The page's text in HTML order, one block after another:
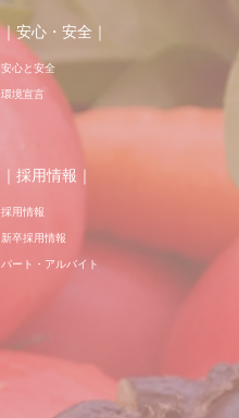
｜安心・安全｜
安心と安全
環境宣言
｜採用情報｜
採用情報
新卒採用情報
パート・アルバイト